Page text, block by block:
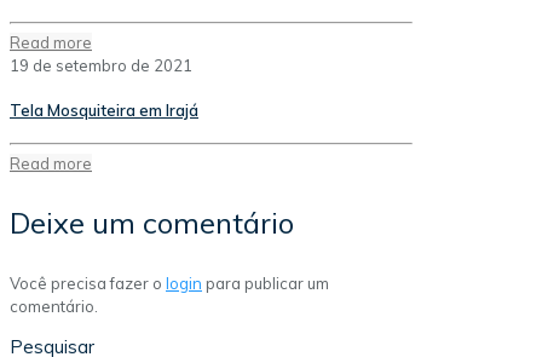
Read more
19 de setembro de 2021
Tela Mosquiteira em Irajá
Read more
Deixe um comentário
Você precisa fazer o login para publicar um
comentário.
Pesquisar